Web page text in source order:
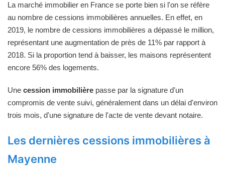
La marché immobilier en France se porte bien si l'on se réfère
au nombre de cessions immobilières annuelles. En effet, en
2019, le nombre de cessions immobilières a dépassé le million,
représentant une augmentation de près de 11% par rapport à
2018. Si la proportion tend à baisser, les maisons représentent
encore 56% des logements.
Une cession immobilière passe par la signature d'un
compromis de vente suivi, généralement dans un délai d'environ
trois mois, d'une signature de l'acte de vente devant notaire.
Les dernières cessions immobilières à
Mayenne